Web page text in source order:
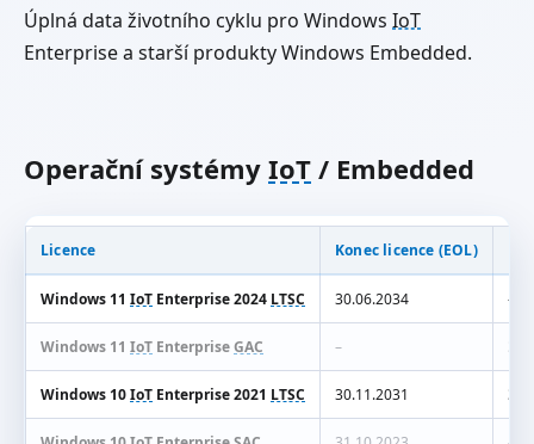
Úplná data životního cyklu pro Windows IoT
Enterprise a starší produkty Windows Embedded.
Operační systémy IoT / Embedded
Licence Konec licence (EOL)
Windows 11 IoT Enterprise 2024 LTSC 30.06.2034 –
Windows 11 IoT EnterpriseGAC –
Windows 10IoT Enterprise 2021 LTSC 30.11.2031